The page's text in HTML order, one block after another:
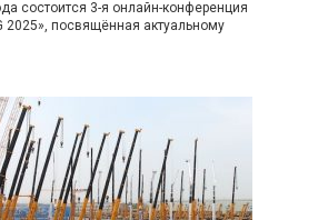
состоится 3-я онлайн-конференция
2025», посвящённая актуальному